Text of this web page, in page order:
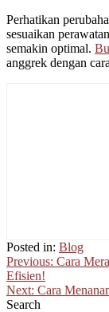
Perhatikan
sesuaikan
semakin optimal.
anggrek dengan
Posted in: Blog
Post
navigation
Previous: Cara
Efisien!
Next: Cara
Search